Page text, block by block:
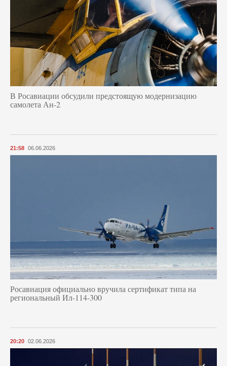
В Росавиации обсудили предстоящую модернизацию
самолета Ан-2
21:58 06.06.2026
Росавиация официально вручила сертификат типа на
региональный Ил-114-300
20:20 02.06.2026